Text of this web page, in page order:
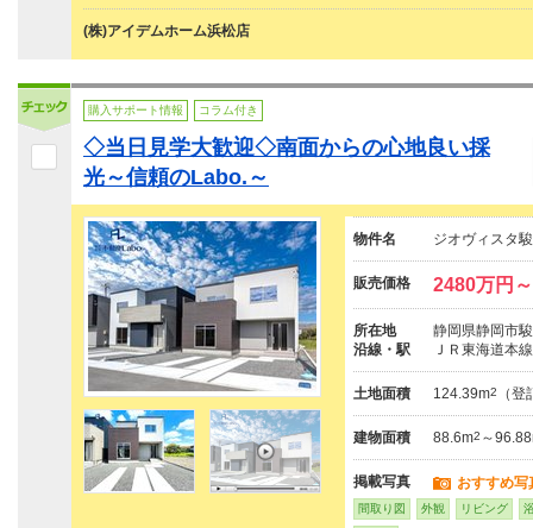
(株)アイデムホーム浜松店
購入サポート情報 コラム付き
◇当日見学大歓迎◇南面からの心地良い採
光～信頼のLabo.～
物件名 ジオヴィスタ
販売価格 2480万円
所在地
静岡県静岡市
沿線・駅
ＪＲ東海道本
土地面積 124.39m2 （登
建物面積 88.6m2 ～
掲載写真 おすすめ写
間取り図 外観 リビング